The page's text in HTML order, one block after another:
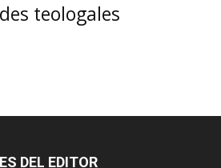
teologales
DEL EDITOR